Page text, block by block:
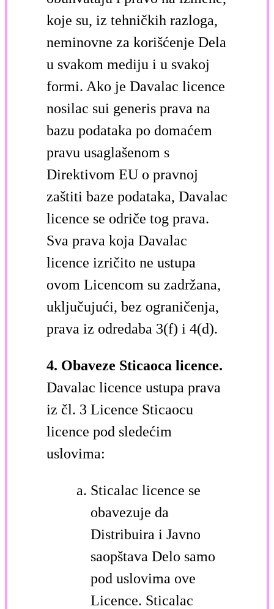
koje su, iz tehničkih razloga,
neminovne za korišćenje Dela
u svakom mediju i u svakoj
formi. Ako je Davalac licence
nosilac sui generis prava na
bazu podataka po domaćem
pravu usaglašenom s
Direktivom EU o pravnoj
zaštiti baze podataka, Davalac
licence se odriče tog prava.
Sva prava koja Davalac
licence izričito ne ustupa
ovom Licencom su zadržana,
uključujući, bez ograničenja,
prava iz odredaba 3(f) i 4(d).
4. Obaveze Sticaoca licence.
Davalac licence ustupa prava
iz čl. 3 Licence Sticaocu
licence pod sledećim
uslovima:
Sticalac licence se
obavezuje da
Distribuira i Javno
saopštava Delo samo
pod uslovima ove
Licence. Sticalac